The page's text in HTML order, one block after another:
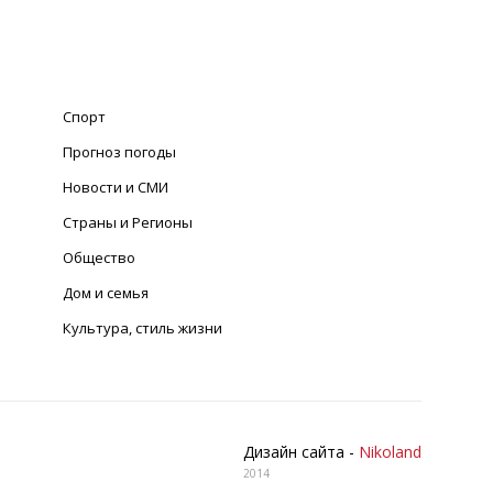
Спорт
Прогноз погоды
Новости и СМИ
Страны и Регионы
Общество
Дом и семья
Культура, стиль жизни
Дизайн сайта - Nikoland
2014